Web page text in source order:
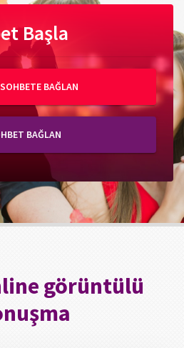
Başla
BAĞLAN
BAĞLAN
görüntülü